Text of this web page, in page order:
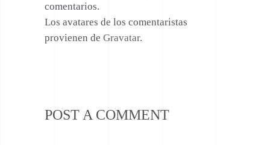
comentarios.
Los avatares de los comentaristas
provienen de Gravatar.
POST A COMMENT